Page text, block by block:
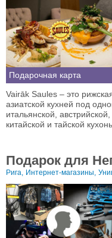
Подарочная карта
Vairāk Saules – это
азиатской кухней под
итальянской,
китайской и тайской кухонь.
Подарок для
Рига, Интернет-магазины,